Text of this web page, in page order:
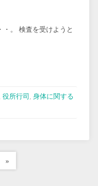
・。 検査を受けようと
役所行司 , 身体に関する
Next
»